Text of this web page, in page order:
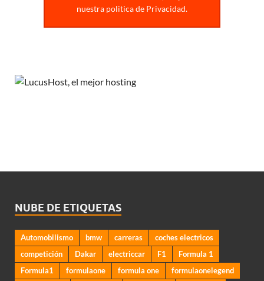
nuestra politica de Privacidad.
NUBE DE ETIQUETAS
Automobilismo bmw carreras
coches electricos
competición
Dakar electriccar F1
Formula 1
Formula1
formulaone formula one
formulaonelegend